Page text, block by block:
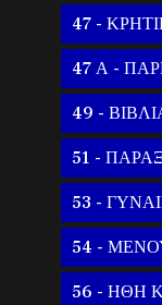
47 -
47 Α -
49 -
51 -
53 -
54 -
56 - ΗΘΗ